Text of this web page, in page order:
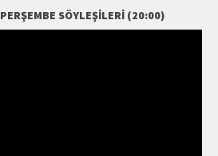
PERŞEMBE SÖYLEŞILERI (20:00)